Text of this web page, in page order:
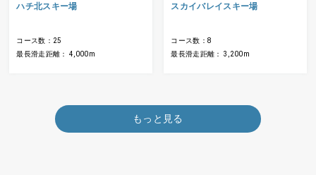
ハチ北スキー場
コース数：25
最長滑走距離： 4,000m
スカイバレイスキー場
コース数：8
最長滑走距離： 3,200m
もっと見る